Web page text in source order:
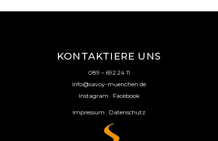
A
KONTAKTIERE UNS
089 – 692 24 11
info@savoy-muenchen.de
Instagram | Facebook
Impressum | Datenschutz